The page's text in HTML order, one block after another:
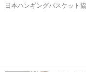
日本ハンギングバスケット